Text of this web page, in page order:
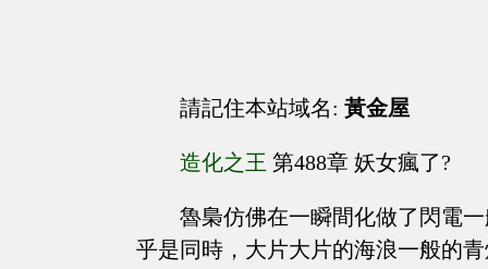
請記住本站域名: 黃金屋
造化之王 第488章 妖女瘋了?
魯梟仿佛在一瞬間化做了閃電
乎是同時，大片大片的海浪一般的